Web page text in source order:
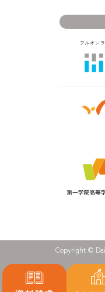
Copyright ©